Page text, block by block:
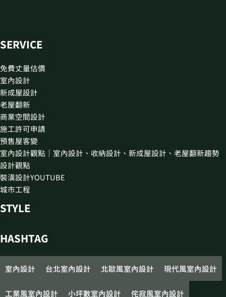
SERVICE
免費丈量估價
室內設計
新成屋設計
老屋翻新
商業空間設計
施工許可申請
預售屋客變
室內設計觀點｜室內設計、收納設計、新成屋設計、老屋翻新趨勢
設計觀點
裝潢設計YOUTUBE
城市工程
STYLE
HASHTAG
室內設計 台北室內設計 北歐風室內設計 現代風室內設計
工業風室內設計 小坪數室內設計 侘寂風室內設計